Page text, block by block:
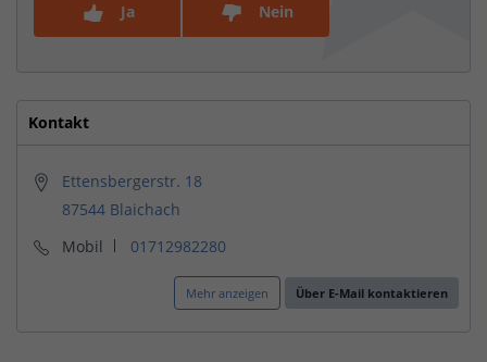
Ja Nein
Kontakt
Ettensbergerstr. 18
87544 Blaichach
Mobil
01712982280
Mehr anzeigen Über E-Mail kontaktieren